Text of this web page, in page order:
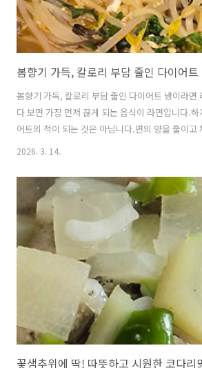
봄향기 가득, 칼로리 부담 줄인 다이어
봄향기 가득, 칼로리 부담 줄인 다이어트 냉이라면
다 보면 가장 먼저 끊게 되는 음식이 라면입니다.
어트의 적이 되는 것은 아닙니다.면의 양을 줄이고
로리는 낮추고 포만감은 높인 건강한 라면을 만들
라면을 소개합니다. ※다이어트 냉이라면▶ 재료
1/2개 (1/2 pack instant ramen)냉이 한 줌 (a
shepherd’s purse)숙주 100g (100g mung
(700g water)계란 1개 (1 egg)▶ 만드는 순서
2026. 3. 14.
꽃샘추위에 딱! 따뜻하고 시원한 코다리